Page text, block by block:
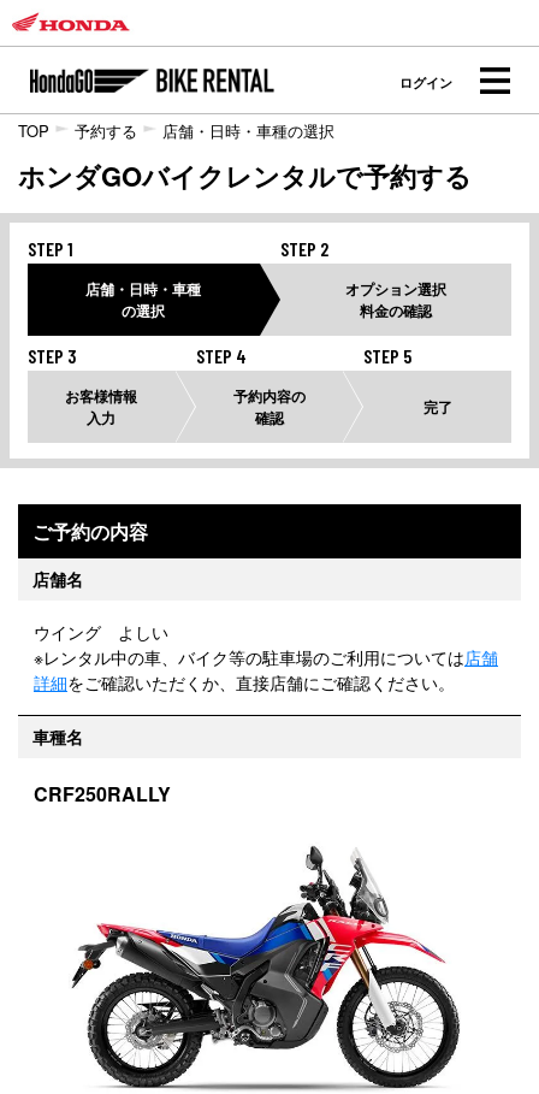
ログイン
TOP 予約する 店舗・日時・車種の選択
ホンダGOバイクレンタルで予約する
STEP 1
店舗・日時・車種
の選択
STEP 2
オプション選択
料金の確認
STEP 3
お客様情報
入力
STEP 4
予約内容の
確認
STEP 5
完了
ご予約の内容
店舗名
ウイング よしい
※レンタル中の車、バイク等の駐車場のご利用については店舗
詳細をご確認いただくか、直接店舗にご確認ください。
車種名
CRF250RALLY